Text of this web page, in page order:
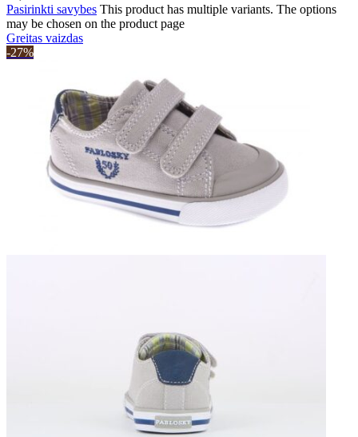
Pasirinkti savybes This product has multiple variants. The options
may be chosen on the product page
Greitas vaizdas
-27%